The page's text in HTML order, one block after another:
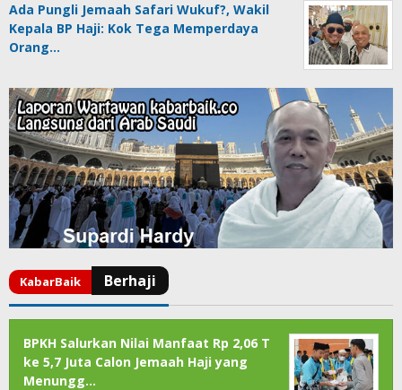
Ada Pungli Jemaah Safari Wukuf?, Wakil
Kepala BP Haji: Kok Tega Memperdaya
Orang…
BPKH Salurkan Nilai Manfaat Rp 2,06 T
ke 5,7 Juta Calon Jemaah Haji yang
Menungg…